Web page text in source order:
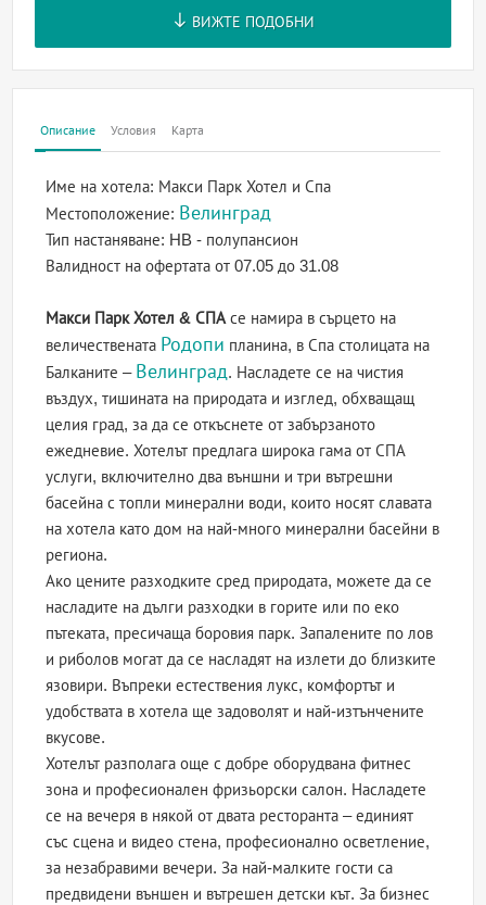
ВИЖТЕ ПОДОБНИ
Описание Условия Карта
Име на хотела: Макси Парк Хотел и Спа
Местоположение: Велинград
Тип настаняване: HB - полупансион
Валидност на офертатаот 07.05 до 31.08
Макси Парк Хотел & СПА се намира в сърцето на
величествената Родопи планина, в Спа столицата на
Балканите – Велинград. Насладете се на чистия
въздух, тишината на природата и изглед, обхващащ
целия град, за да се откъснете от забързаното
ежедневие. Хотелът предлага широка гама от СПА
услуги, включително два външни и три вътрешни
басейна с топли минерални води, които носят славата
на хотела като дом на най-много минерални басейни в
региона.
Ако цените разходките сред природата, можете да се
насладите на дълги разходки в горите или по еко
пътеката, пресичаща боровия парк. Запалените по лов
и риболов могат да се насладят на излети до близките
язовири. Въпреки естествения лукс, комфортът и
удобствата в хотела ще задоволят и най-изтънчените
вкусове.
Хотелът разполага още с добре оборудвана фитнес
зона и професионален фризьорски салон. Насладете
се на вечеря в някой от двата ресторанта – единият
със сцена и видео стена, професионално осветление,
за незабравими вечери. За най-малките гости са
предвидени външен и вътрешен детски кът. За бизнес